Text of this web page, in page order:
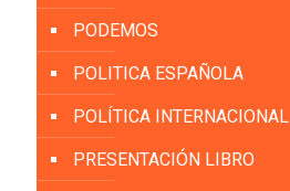
PODEMOS
POLITICA ESPAÑOLA
POLÍTICA INTERNACIONAL
PRESENTACIÓN LIBRO